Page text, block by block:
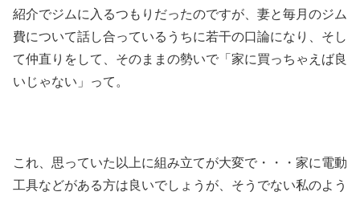
紹介でジムに入るつもりだったのですが、妻と毎月のジム
費について話し合っているうちに若干の口論になり、そし
て仲直りをして、そのままの勢いで「家に買っちゃえば良
いじゃない」って。
これ、思っていた以上に組み立てが大変で・・・家に電動
工具などがある方は良いでしょうが、そうでない私のよう